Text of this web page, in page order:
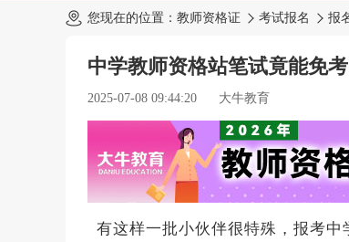
您现在的位置： 教师资格证 考试报名 报
中学教师资格站笔试竟能免
2025-07-08 09:44:20 大牛教育
有这样一批小伙伴很特殊，报考